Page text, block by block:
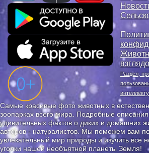
Раздел,
Самые красивые фото животных в
зоопарках всего мира. Подробные
удивительных фактов о диких и домашних
авторов - натуралистов. Мы поможем вам
увлекательный мир природы и изучить все
уголки нашей необъятной планеты Земля!